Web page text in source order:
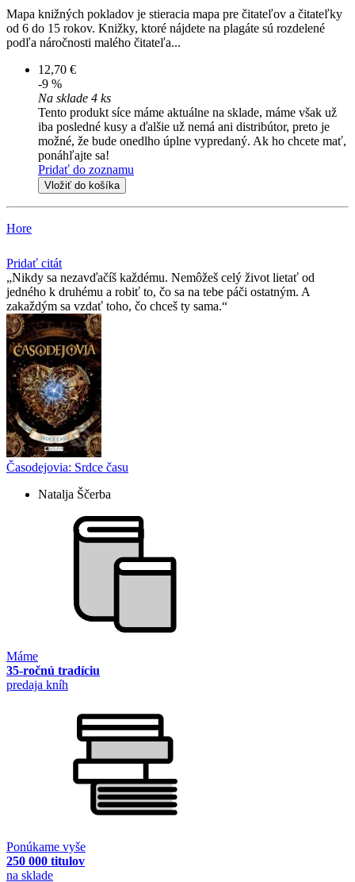
Mapa knižných pokladov je stieracia mapa pre čitateľov a čitateľky
od 6 do 15 rokov. Knižky, ktoré nájdete na plagáte sú rozdelené
podľa náročnosti malého čitateľa...
12,70 €
-9 %
Na sklade 4 ks
Tento produkt síce máme aktuálne na sklade, máme však už
iba posledné kusy a ďalšie už nemá ani distribútor, preto je
možné, že bude onedlho úplne vypredaný. Ak ho chcete mať,
ponáhľajte sa!
Pridať do zoznamu
Vložiť do košíka
Hore
Pridať citát
Nikdy sa nezavďačíš každému. Nemôžeš celý život lietať od
jedného k druhému a robiť to, čo sa na tebe páči ostatným. A
zakaždým sa vzdať toho, čo chceš ty sama.
Časodejovia: Srdce času
Natalja Ščerba
Máme
35-ročnú tradíciu
predaja kníh
Ponúkame vyše
250 000 titulov
na sklade